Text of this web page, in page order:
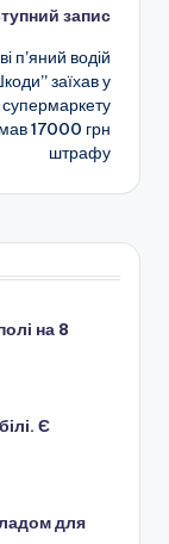
запис
п’яний водій
заїхав у
17000 грн
штрафу
на 8
Є
для